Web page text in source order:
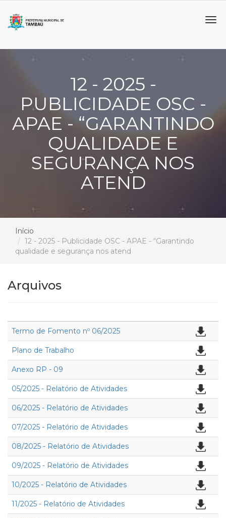
12 - 2025 -
PUBLICIDADE OSC -
APAE - “GARANTINDO
QUALIDADE E
SEGURANÇA NOS
ATEND
Início
12 - 2025 - Publicidade OSC - APAE - “Garantindo
qualidade e segurança nos atend
Arquivos
Termo de Fomento nº 06/2025
Plano de Trabalho
Anexo RP - 09
05/2025 - Relatório de Atividades
06/2025 - Relatório de Atividades
07/2025 - Relatório de Atividades
08/2025 - Relatório de Atividades
09/2025 - Relatório de Atividades
10/2025 - Relatório de Atividades
11/2025 - Relatório de Atividades